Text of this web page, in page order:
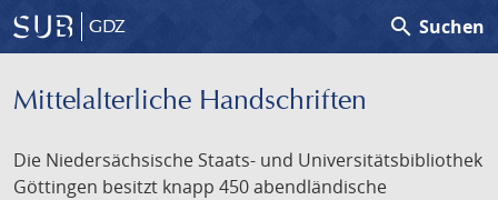
GDZ search Suchen
Mittelalterliche Handschriften
Die Niedersächsische Staats- und Universitätsbibliothek
Göttingen besitzt knapp 450 abendländische